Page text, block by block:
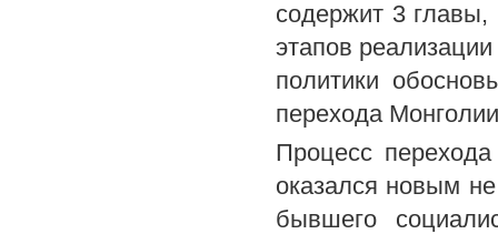
содержит 3 главы,
этапов
политики
перехода
Процесс
оказался новым
бывшего